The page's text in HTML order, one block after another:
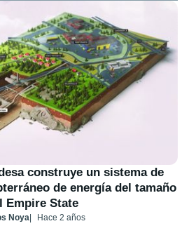
construye un sistema de
de energía del tamaño
Empire State
Noya Hace 2 años